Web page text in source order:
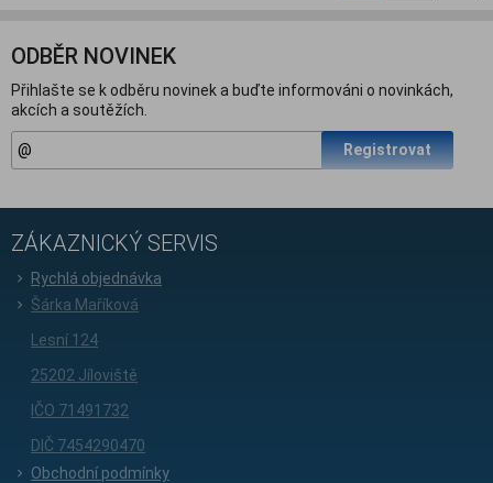
ODBĚR NOVINEK
Přihlašte se k odběru novinek a buďte informováni o novinkách,
akcích a soutěžích.
Registrovat
ZÁKAZNICKÝ SERVIS
Rychlá objednávka
Šárka Maříková
Lesní 124
25202 Jíloviště
IČO 71491732
DIČ 7454290470
Obchodní podmínky